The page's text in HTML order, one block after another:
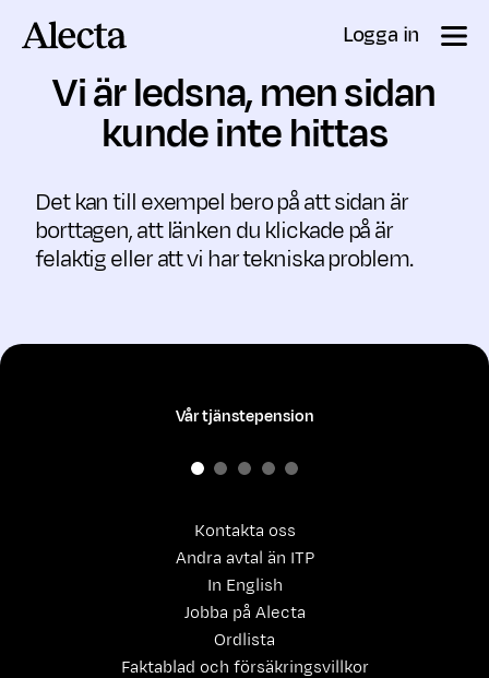
Logga in
Vi är ledsna, men sidan
kunde inte hittas
Det kan till exempel bero på att sidan är
borttagen, att länken du klickade på är
felaktig eller att vi har tekniska problem.
Kontakta oss
Andra avtal än ITP
In English
Jobba på Alecta
Ordlista
Faktablad och försäkringsvillkor
Vår tjänstepension